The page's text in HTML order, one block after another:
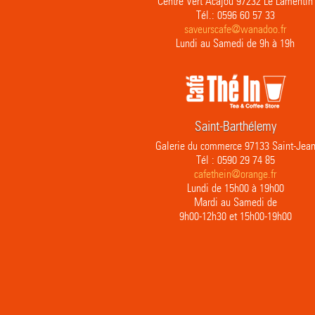
Tél.: 0596 60 57 33
saveurscafe@wanadoo.fr
Lundi au Samedi de 9h à 19h
Saint-Barthélemy
Galerie du commerce 97133 Saint-Jean
Tél : 0590 29 74 85
cafethein@orange.fr
Lundi de 15h00 à 19h00
Mardi au Samedi de
9h00-12h30 et 15h00-19h00